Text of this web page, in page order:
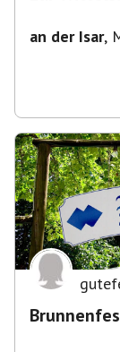
an der Isar,